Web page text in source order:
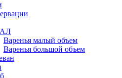
Варенья малый объем
Варенья большой объем